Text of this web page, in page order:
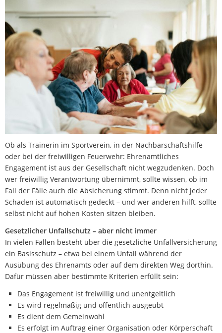
Ob als Trainerin im Sportverein, in der Nachbarschaftshilfe
oder bei der freiwilligen Feuerwehr: Ehrenamtliches
Engagement ist aus der Gesellschaft nicht wegzudenken. Doch
wer freiwillig Verantwortung übernimmt, sollte wissen, ob im
Fall der Fälle auch die Absicherung stimmt. Denn nicht jeder
Schaden ist automatisch gedeckt – und wer anderen hilft, sollte
selbst nicht auf hohen Kosten sitzen bleiben.
Gesetzlicher Unfallschutz – aber nicht immer
In vielen Fällen besteht über die gesetzliche Unfallversicherung
ein Basisschutz – etwa bei einem Unfall während der
Ausübung des Ehrenamts oder auf dem direkten Weg dorthin.
Dafür müssen aber bestimmte Kriterien erfüllt sein:
Das Engagement ist freiwillig und unentgeltlich
Es wird regelmäßig und öffentlich ausgeübt
Es dient dem Gemeinwohl
Es erfolgt im Auftrag einer Organisation oder Körperschaft